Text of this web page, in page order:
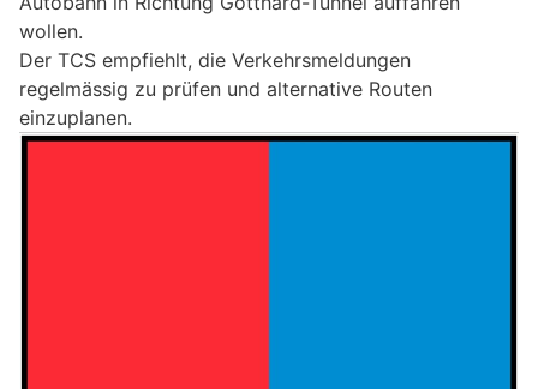
wollen.
Der TCS empfiehlt, die Verkehrsmeldungen
regelmässig zu prüfen und alternative Routen
einzuplanen.